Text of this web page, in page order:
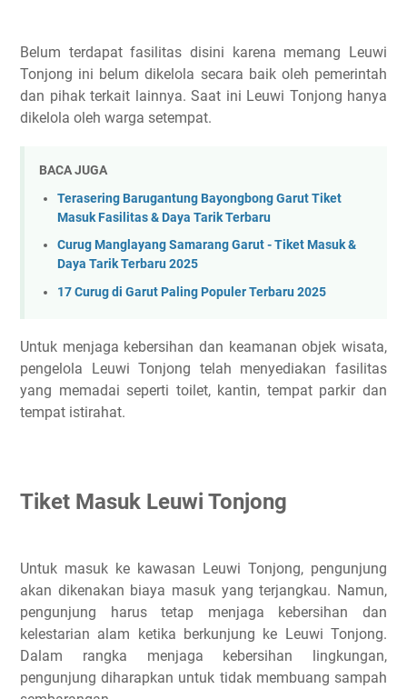
Belum terdapat fasilitas disini karena memang Leuwi
Tonjong ini belum dikelola secara baik oleh pemerintah
dan pihak terkait lainnya. Saat ini Leuwi Tonjong hanya
dikelola oleh warga setempat.
BACA JUGA
Terasering Barugantung Bayongbong Garut Tiket
Masuk Fasilitas & Daya Tarik Terbaru
Curug Manglayang Samarang Garut - Tiket Masuk &
Daya Tarik Terbaru 2025
17 Curug di Garut Paling Populer Terbaru 2025
Untuk menjaga kebersihan dan keamanan objek wisata,
pengelola Leuwi Tonjong telah menyediakan fasilitas
yang memadai seperti toilet, kantin, tempat parkir dan
tempat istirahat.
Tiket Masuk Leuwi Tonjong
Untuk masuk ke kawasan Leuwi Tonjong, pengunjung
akan dikenakan biaya masuk yang terjangkau. Namun,
pengunjung harus tetap menjaga kebersihan dan
kelestarian alam ketika berkunjung ke Leuwi Tonjong.
Dalam rangka menjaga kebersihan lingkungan,
pengunjung diharapkan untuk tidak membuang sampah